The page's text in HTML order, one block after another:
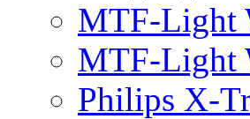
MTF-Light
MTF-Light
Philips X-